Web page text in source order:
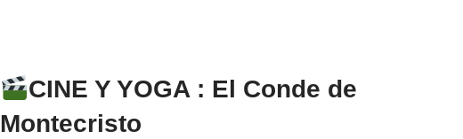
CINE Y YOGA : El Conde de
Montecristo